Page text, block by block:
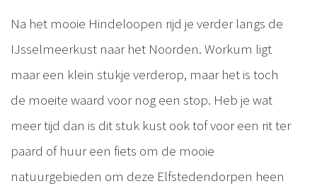
Na het mooie Hindeloopen rijd je verder langs de
IJsselmeerkust naar het Noorden. Workum ligt
maar een klein stukje verderop, maar het is toch
de moeite waard voor nog een stop. Heb je wat
meer tijd dan is dit stuk kust ook tof voor een rit ter
paard of huur een fiets om de mooie
natuurgebieden om deze Elfstedendorpen heen